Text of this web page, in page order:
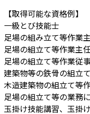
【取得可能な資格例】
一級とび技能士
足場の組み立て等作業
足場の組立て等作業主
足場の組立て等作業従
建築物等の鉄骨の組立
木造建築物の組立て等
足場の組立て等の業務
玉掛け技能講習、玉掛